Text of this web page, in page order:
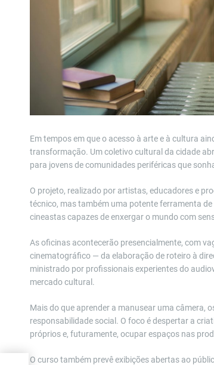
Em tempos em que o acesso à arte e à cultura
transformação. Um coletivo cultural da cidade
para jovens de comunidades periféricas que
O projeto, realizado por artistas, educadores e
técnico, mas também uma potente ferramenta
cineastas capazes de enxergar o mundo com
As oficinas acontecerão presencialmente, com
cinematográfico — da elaboração de roteiro à
ministrado por profissionais experientes do
mercado cultural.
Mais do que aprender a manusear uma câmera,
responsabilidade social. O foco é despertar a
próprios e, futuramente, ocupar espaços nas
O curso também prevê exibições abertas ao